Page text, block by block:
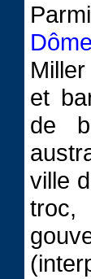
et
de
ville